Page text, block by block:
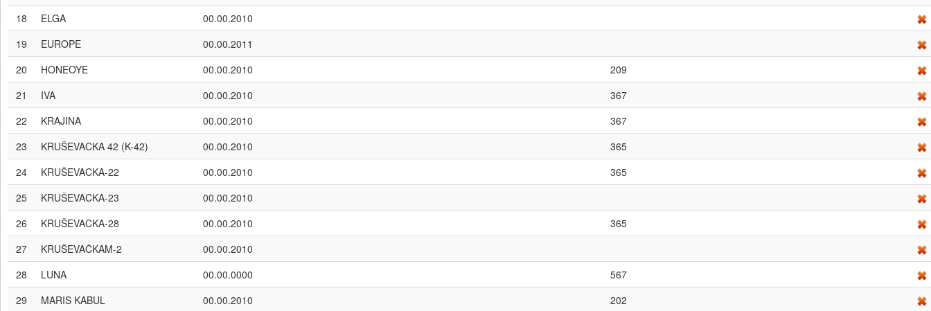
18
ELGA
00.00.2010
19
EUROPE
00.00.2011
20
HONEOYE 00.00.2010
209
21
IVA 00.00.2010
367
22
KRAJINA 00.00.2010
367
23
KRUŠEVACKA 42 (K-42) 00.00.2010
365
24
KRUŠEVACKA-22 00.00.2010
365
25
KRUŠEVACKA-23
00.00.2010
26
KRUŠEVACKA-28 00.00.2010
365
27
KRUŠEVAČKAM-2
00.00.2010
28
LUNA 00.00.0000
567
29
MARIS KABUL 00.00.2010
202